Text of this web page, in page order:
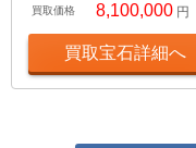
買取価格 8,100,000 円
買取宝石詳細へ